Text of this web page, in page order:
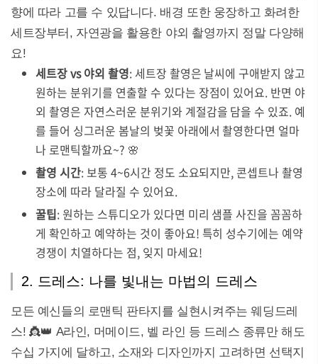
향에 따라 고를 수 있답니다. 배경 또한 웅장하고 화려한
세트장부터, 자연광을 활용한 야외 촬영까지 정말 다양해
요!
세트장 vs 야외 촬영: 세트장 촬영은 날씨에 구애받지 않고
원하는 분위기를 연출할 수 있다는 장점이 있어요. 반면 야
외 촬영은 자연스러운 분위기와 계절감을 담을 수 있죠. 예
를 들어 싱그러운 봄날의 벚꽃 아래에서 촬영한다면 얼마
나 로맨틱할까요~? 🌸
촬영 시간: 보통 4~6시간 정도 소요되지만, 콘셉트나 촬영
장소에 따라 달라질 수 있어요.
꿀팁: 원하는 스튜디오가 있다면 미리 샘플 사진을 꼼꼼하
게 확인하고 예약하는 것이 좋아요! 특히 성수기에는 예약
경쟁이 치열하다는 점, 잊지 마세요!
2. 드레스: 나를 빛내는 마법의 드레스
모든 예신들의 로맨틱 판타지를 실현시켜주는 웨딩드레
스! 👸👑 A라인, 머메이드, 벨 라인 등 드레스 종류만 해도
수십 가지에 달하고, 소재와 디자인까지 고려하면 선택지